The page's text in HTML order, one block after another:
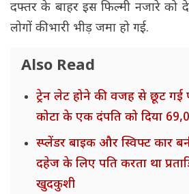
दफ्तर के बाहर इस फिल्मी नजारे को
लोगों की भारी भीड़ जमा हो गई.
Also Read
ट्रेन लेट होने की वजह से छूट गई
कोटा के एक दंपति को दिया
स्प्लेंडर बाइक और स्विफ्ट कार
दहेज के लिए पति करता था
खुदकुशी